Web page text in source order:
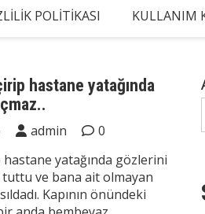
POLITIKASI KULLANIM
hastane yatağında
admin
0
yatağında gözlerini
tuttu ve bana ait olmayan
Kapının önündeki